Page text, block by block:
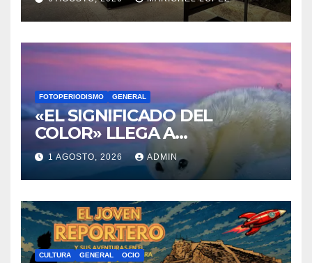
DE SANTA BÁRBARA
FOTOPERIODISMO GENERAL
«EL SIGNIFICADO DEL
COLOR» LLEGA A
VILLAJOYOSA
1 AGOSTO, 2026 ADMIN
CULTURA GENERAL OCIO